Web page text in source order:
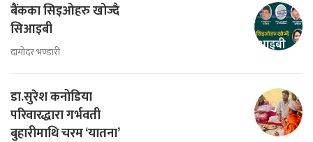
बैंकका सिइओहरु खोज्दै
सिआइबी
दामोदर भण्डारी
डा.सुरेश कनोडिया
परिवारद्धारा गर्भवती
बुहारीमाथि चरम ‘यातना’